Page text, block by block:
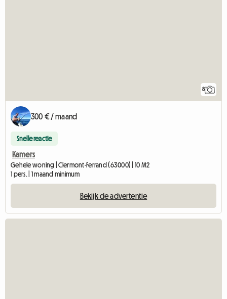
8
300 € / maand
Snelle reactie
Kamers
Gehele woning | Clermont-Ferrand (63000) | 10 M2
1 pers. | 1 maand minimum
Bekijk de advertentie